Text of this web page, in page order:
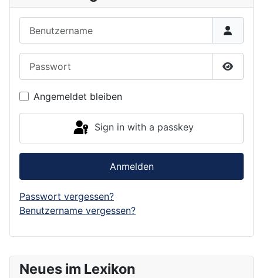
Neues im Lexikon
Show
Angemeldet bleiben
Sign in with a passkey
Anmelden
Passwort vergessen?
Benutzername vergessen?